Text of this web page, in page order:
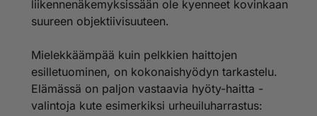
todeta melun jatkuvan lisääntymisen turhan autoilun
seurauksena, on ainoa johtopäätös tulevaisuutta
puolestapuhujien on aika mennä syvälle itseensä.
Suomea on pitkälti perättömien perusteiden nojalla
sanottu pitkäin etäisyyksien maaksi jossa auton on
välttämätön. Jos joku asia on varma, niin ainakin se
liikennenäkemyksissään ole kyenneet kovinkaan
suureen objektiivisuuteen.
Mielekkäämpää kuin pelkkien haittojen
esilletuominen, on kokonaishyödyn tarkastelu.
Elämässä on paljon vastaavia hyöty-haitta -
valintoja kute esimerkiksi urheuiluharrastus: